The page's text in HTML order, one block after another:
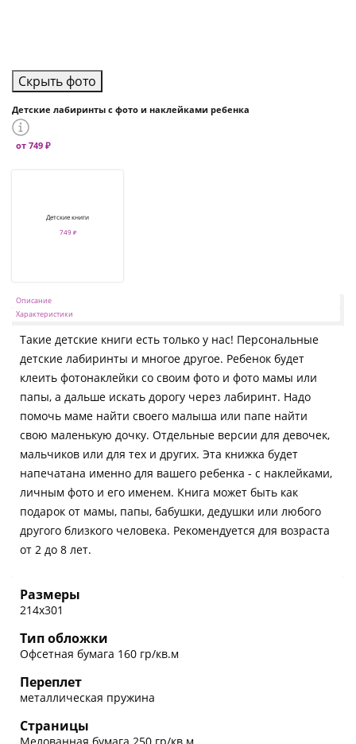
Скрыть фото
Детские лабиринты с фото и наклейками ребенка
от 749 ₽
Детские книги
749 ₽
Описание
Характеристики
Такие детские книги есть только у нас! Персональные
детские лабиринты и многое другое. Ребенок будет
клеить фотонаклейки со своим фото и фото мамы или
папы, а дальше искать дорогу через лабиринт. Надо
помочь маме найти своего малыша или папе найти
свою маленькую дочку. Отдельные версии для девочек,
мальчиков или для тех и других. Эта книжка будет
напечатана именно для вашего ребенка - с наклейками,
личным фото и его именем. Книга может быть как
подарок от мамы, папы, бабушки, дедушки или любого
другого близкого человека. Рекомендуется для возраста
от 2 до 8 лет.
Размеры
214х301
Тип обложки
Офсетная бумага 160 гр/кв.м
Переплет
металлическая пружина
Страницы